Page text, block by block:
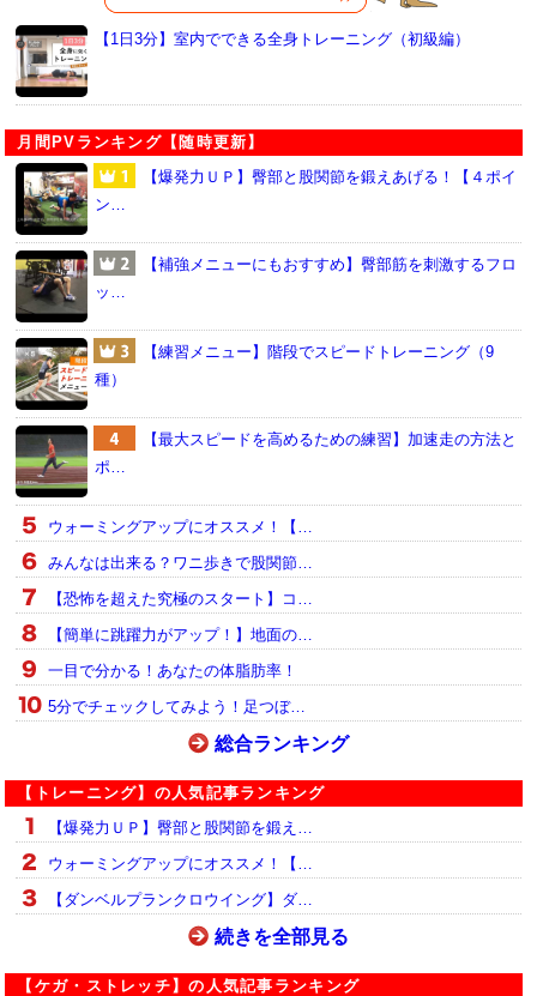
【1日3分】室内でできる全身トレーニング（初級編）
月間PVランキング【随時更新】
【爆発力ＵＰ】臀部と股関節を鍛えあげる！【４ポイ
ン…
【補強メニューにもおすすめ】臀部筋を刺激するフロ
ッ…
【練習メニュー】階段でスピードトレーニング（9
種）
【最大スピードを高めるための練習】加速走の方法と
ポ…
ウォーミングアップにオススメ！【…
みんなは出来る？ワニ歩きで股関節…
【恐怖を超えた究極のスタート】コ…
【簡単に跳躍力がアップ！】地面の…
一目で分かる！あなたの体脂肪率！
5分でチェックしてみよう！足つぼ…
総合ランキング
【トレーニング】の人気記事ランキング
【爆発力ＵＰ】臀部と股関節を鍛え…
ウォーミングアップにオススメ！【…
【ダンベルプランクロウイング】ダ…
続きを全部見る
【ケガ・ストレッチ】の人気記事ランキング